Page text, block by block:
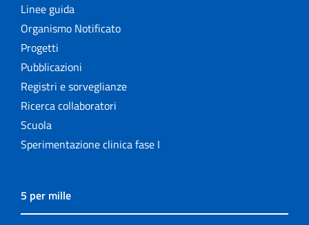
Linee guida
Organismo Notificato
Progetti
Pubblicazioni
Registri e sorveglianze
Ricerca collaboratori
Scuola
Sperimentazione clinica fase I
5 per mille